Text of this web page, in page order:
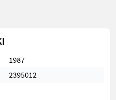
1987
2395012